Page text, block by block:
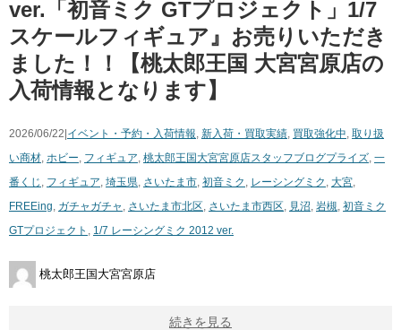
ver.「初音ミク GTプロジェクト」1/7
スケールフィギュア』お売りいただき
ました！！【桃太郎王国 大宮宮原店の
入荷情報となります】
2026/06/22| イベント・予約・入荷情報, 新入荷・買取実績, 買取強化中, 取り扱
い商材, ホビー, フィギュア, 桃太郎王国大宮宮原店スタッフブログプライズ, 一
番くじ , フィギュア, 埼玉県, さいたま市, 初音ミク , レーシングミク , 大宮,
FREEing, ガチャガチャ , さいたま市北区, さいたま市西区, 見沼, 岩槻, 初音ミク
GTプロジェクト , 1/7 レーシングミク 2012 ver.
桃太郎王国大宮宮原店
続きを見る